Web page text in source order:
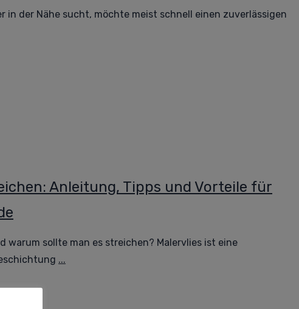
in der Nähe sucht, möchte meist schnell einen zuverlässigen
Anleitung, Tipps und Vorteile für
warum sollte man es streichen? Malervlies ist eine
...